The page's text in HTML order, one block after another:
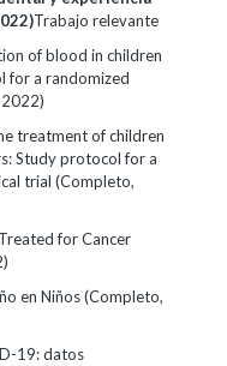
Trabajo relevante
of blood in children
for a randomized
treatment of children
Study protocol for a
trial (Completo,
for Cancer
en Niños (Completo,
19: datos